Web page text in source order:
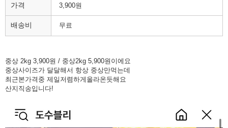
가격 3,900원
배송비 무료
중상 2kg 3,900원 / 중상2kg 5,900원이에요
중상사이즈가 달달해서 항상 중상만먹는데
최근본가격중 제일저렴하게올라온듯해요
산지직송입니다!